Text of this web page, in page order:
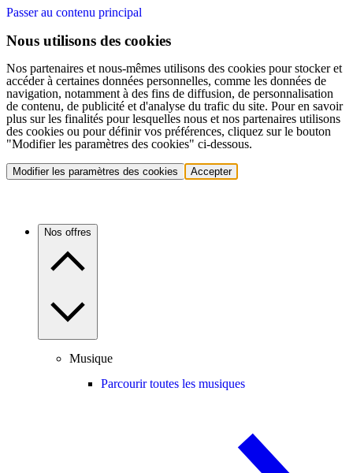
Passer au contenu principal
Nous utilisons des cookies
Nos partenaires et nous-mêmes utilisons des cookies pour stocker et
accéder à certaines données personnelles, comme les données de
navigation, notamment à des fins de diffusion, de personnalisation
de contenu, de publicité et d'analyse du trafic du site. Pour en savoir
plus sur les finalités pour lesquelles nous et nos partenaires utilisons
des cookies ou pour définir vos préférences, cliquez sur le bouton
"Modifier les paramètres des cookies" ci-dessous.
Modifier les paramètres des cookies Accepter
Nos offres
Musique
Parcourir toutes les musiques